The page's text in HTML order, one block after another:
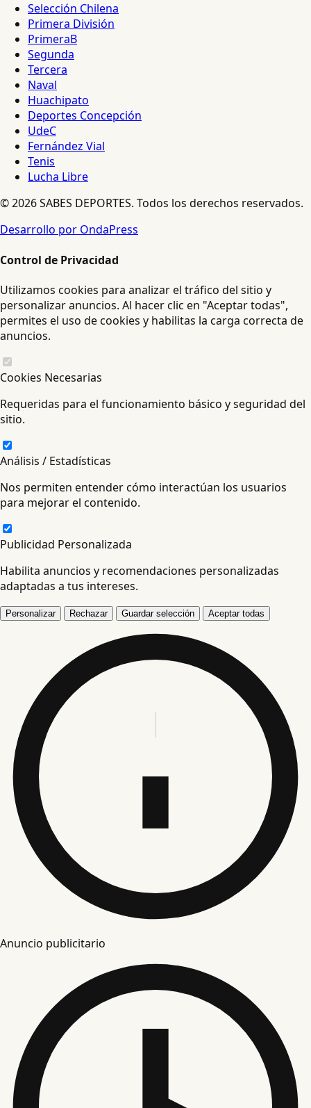
Selección Chilena
Primera División
PrimeraB
Segunda
Tercera
Naval
Huachipato
Deportes Concepción
UdeC
Fernández Vial
Tenis
Lucha Libre
© 2026 SABES DEPORTES. Todos los derechos reservados.
Desarrollo por OndaPress
Control de Privacidad
Utilizamos cookies para analizar el tráfico del sitio y
personalizar anuncios. Al hacer clic en "Aceptar todas",
permites el uso de cookies y habilitas la carga correcta de
anuncios.
Cookies Necesarias
Requeridas para el funcionamiento básico y seguridad del
sitio.
Análisis / Estadísticas
Nos permiten entender cómo interactúan los usuarios
para mejorar el contenido.
Publicidad Personalizada
Habilita anuncios y recomendaciones personalizadas
adaptadas a tus intereses.
Personalizar Rechazar Guardar selección Aceptar todas
Anuncio publicitario